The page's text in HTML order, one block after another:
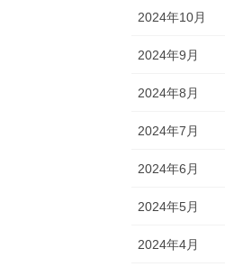
2024年10月
2024年9月
2024年8月
2024年7月
2024年6月
2024年5月
2024年4月